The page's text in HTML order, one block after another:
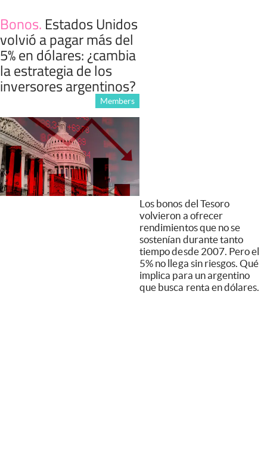
Bonos. Estados Unidos
volvió a pagar más del
5% en dólares: ¿cambia
la estrategia de los
inversores argentinos?
Members
Los bonos del Tesoro
volvieron a ofrecer
rendimientos que no se
sostenían durante tanto
tiempo desde 2007. Pero el
5% no llega sin riesgos. Qué
implica para un argentino
que busca renta en dólares.